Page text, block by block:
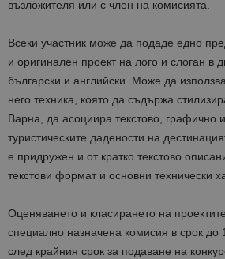
възложителя или с член на комисията.
Всеки участник може да подаде едно
и оригинален проект на лого и слоган в
български и английски. Може да
него техника, която да съдържа
Варна, да асоциира текстово, графично
туристическите дадености на
е придружен и от кратко текстово
текстови формат и основни технически
Оценяването и класирането на
специално назначена комисия в срок до
след крайния срок за подаване на